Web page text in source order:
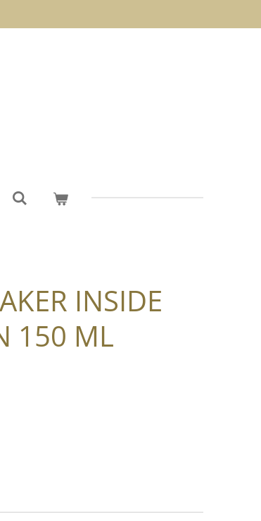
INSIDE
150 ML